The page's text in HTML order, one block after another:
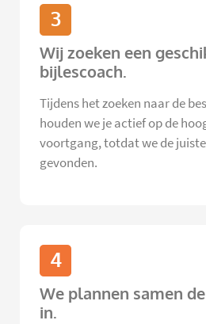
3
Wij zoeken een
bijlescoach.
Tijdens het zoeken naar de
houden we je actief op de
voortgang, totdat we de
gevonden.
4
We plannen samen
in.